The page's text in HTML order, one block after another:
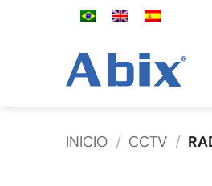
INICIO / CCTV /